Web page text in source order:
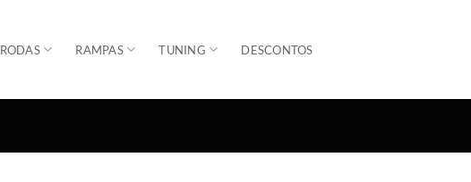
RODAS RAMPAS TUNING DESCONTOS